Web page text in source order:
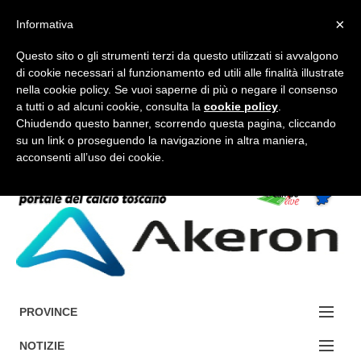
FORUM-ACCEDI
Accedi / Registrati
PROVINCE
EDIZIONE:
NOTIZIE
×
Informativa
Questo sito o gli strumenti terzi da questo utilizzati si avvalgono
di cookie necessari al funzionamento ed utili alle finalità illustrate
nella cookie policy. Se vuoi saperne di più o negare il consenso
a tutti o ad alcuni cookie, consulta la cookie policy
Chiudendo questo banner, scorrendo questa pagina, cliccando
su un link o proseguendo la navigazione in altra maniera,
acconsenti all’uso dei cookie.